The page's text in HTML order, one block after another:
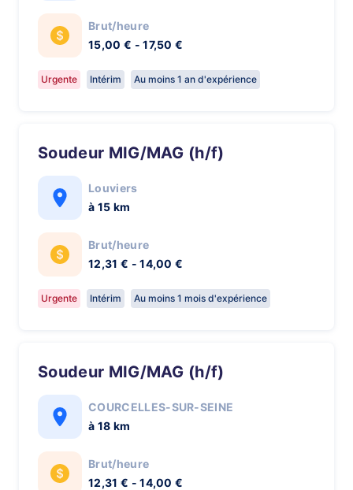
Brut/heure
15,00 € - 17,50 €
Urgente Intérim Au moins 1 an d'expérience
Soudeur MIG/MAG (h/f)
Louviers
à 15 km
Brut/heure
12,31 € - 14,00 €
Urgente Intérim Au moins 1 mois d'expérience
Soudeur MIG/MAG (h/f)
COURCELLES-SUR-SEINE
à 18 km
Brut/heure
12,31 € - 14,00 €